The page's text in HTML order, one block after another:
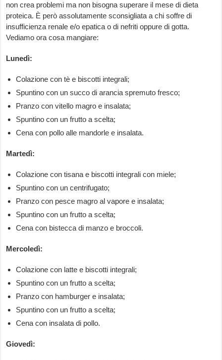
non crea problemi ma non bisogna superare il mese di dieta
proteica. È però assolutamente sconsigliata a chi soffre di
insufficienza renale e/o epatica o di nefriti oppure di gotta.
Vediamo ora cosa mangiare:
Lunedì:
Colazione con tè e biscotti integrali;
Spuntino con un succo di arancia spremuto fresco;
Pranzo con vitello magro e insalata;
Spuntino con un frutto a scelta;
Cena con pollo alle mandorle e insalata.
Martedì:
Colazione con tisana e biscotti integrali con miele;
Spuntino con un centrifugato;
Pranzo con pesce magro al vapore e insalata;
Spuntino con un frutto a scelta;
Cena con bistecca di manzo e broccoli.
Mercoledì:
Colazione con latte e biscotti integrali;
Spuntino con un frutto a scelta;
Pranzo con hamburger e insalata;
Spuntino con un frutto a scelta;
Cena con insalata di pollo.
Giovedì: